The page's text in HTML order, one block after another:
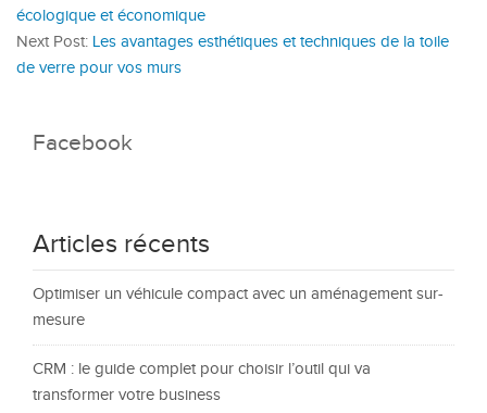
écologique et économique
Next Post: Les avantages esthétiques et techniques de la toile
de verre pour vos murs
Facebook
Articles récents
Optimiser un véhicule compact avec un aménagement sur-
mesure
CRM : le guide complet pour choisir l’outil qui va
transformer votre business